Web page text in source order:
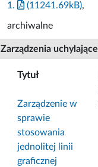
1. (11241.69kB),
archiwalne
Zarządzenia uchylające
Tytuł
Zarządzenie w
sprawie
stosowania
jednolitej linii
graficznej